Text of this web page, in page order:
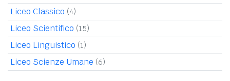
Liceo Classico (4)
Liceo Scientifico (15)
Liceo Linguistico (1)
Liceo Scienze Umane (6)